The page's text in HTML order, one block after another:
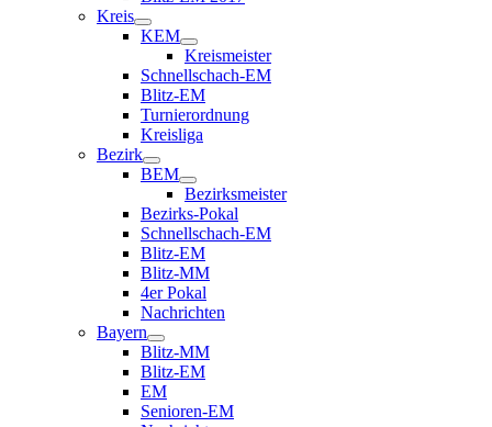
Kreis
KEM
Kreismeister
Schnellschach-EM
Blitz-EM
Turnierordnung
Kreisliga
Bezirk
BEM
Bezirksmeister
Bezirks-Pokal
Schnellschach-EM
Blitz-EM
Blitz-MM
4er Pokal
Nachrichten
Bayern
Blitz-MM
Blitz-EM
EM
Senioren-EM